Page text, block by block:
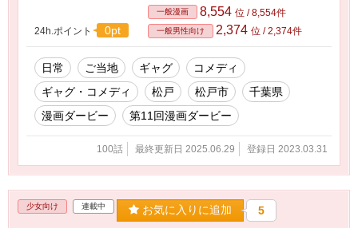
がるのは田んぼ、畑の農地だらけ…。 松戸市っ
てそんな街。 ディスるのは愛があるから！ 地元
のいいところ、悪いところ、全部ひっくるめて
地元愛！ 文句を言いつつなんだかんだで地元を
抜け出せない松戸っ子を描いた超地元密着型ご
当地マンガ。
24h.ポイント 0pt
一般漫画 8,554 位 / 8,554件
一般男性向け 2,374 位 / 2,374件
日常 ご当地 ギャグ
コメディ
ギャグ・コメディ
松戸 松戸市
千葉県
漫画ダービー
第11回漫画ダービー
100話 最終更新日 2025.06.29 登録日 2023.03.31
少女向け 連載中 お気に入りに追加 5